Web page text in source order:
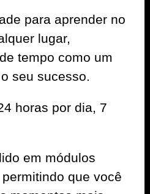
para aprender no
lugar,
tempo como um
seu sucesso.
horas por dia, 7
em módulos
que você